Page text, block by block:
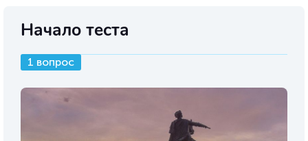
Начало теста
1 вопрос